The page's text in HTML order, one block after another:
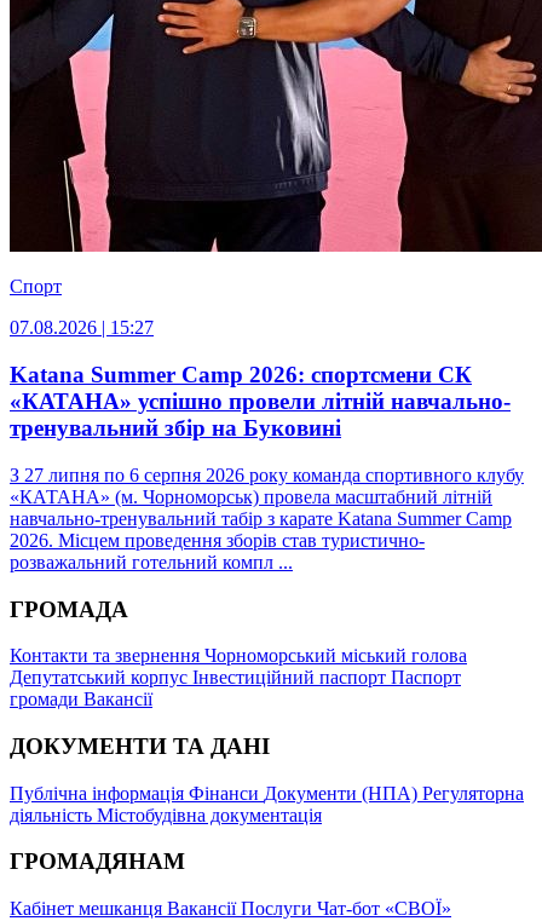
Спорт
07.08.2026 | 15:27
Katana Summer Camp 2026: спортсмени СК
«КАТАНА» успішно провели літній навчально-
тренувальний збір на Буковині
З 27 липня по 6 серпня 2026 року команда спортивного клубу
«КАТАНА» (м. Чорноморськ) провела масштабний літній
навчально-тренувальний табір з карате Katana Summer Camp
2026. Місцем проведення зборів став туристично-
розважальний готельний компл ...
ГРОМАДА
Контакти та звернення Чорноморський міський голова
Депутатський корпус Інвестиційний паспорт Паспорт
громади Вакансії
ДОКУМЕНТИ ТА ДАНІ
Публічна інформація Фінанси Документи (НПА) Регуляторна
діяльність Містобудівна документація
ГРОМАДЯНАМ
Кабінет мешканця ВакансіїПослуги Чат-бот «СВОЇ»